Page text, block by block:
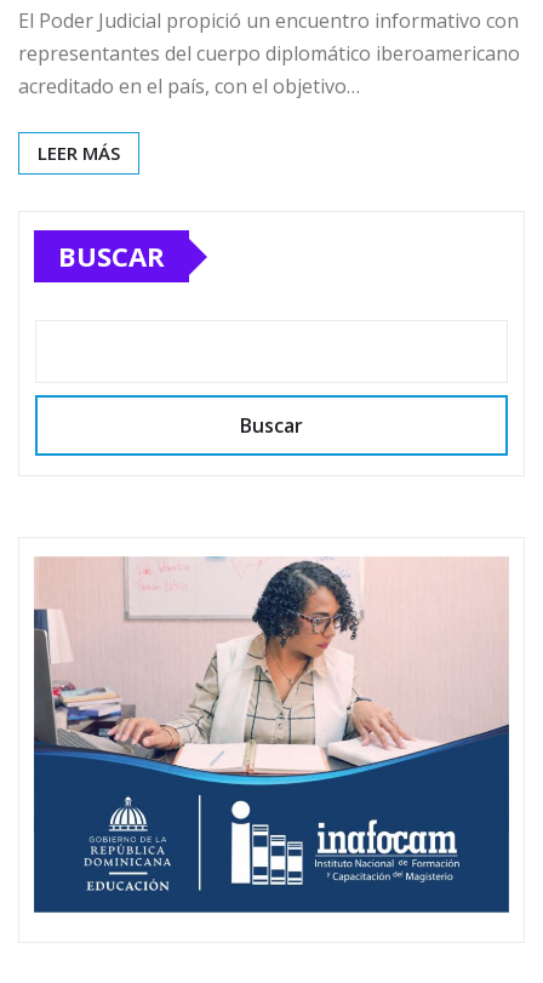
El Poder Judicial propició un encuentro informativo con
representantes del cuerpo diplomático iberoamericano
acreditado en el país, con el objetivo…
LEER MÁS
BUSCAR
Buscar